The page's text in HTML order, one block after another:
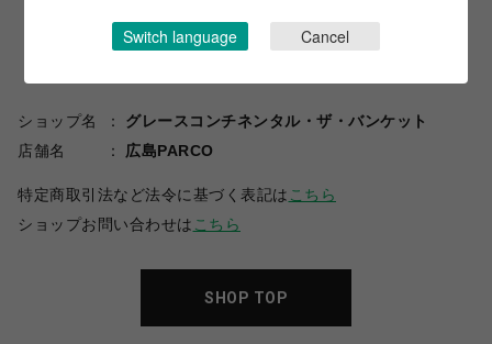
ショップ名
グレースコンチネンタル・ザ・バンケット
店舗名
広島PARCO
特定商取引法など法令に基づく表記は こちら
ショップお問い合わせは こちら
SHOP TOP
Switch language Cancel